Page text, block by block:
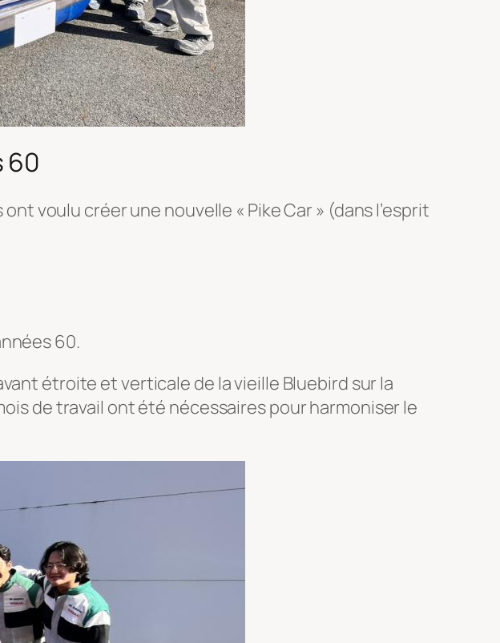
60
voulu créer une nouvelle « Pike Car » (dans l’esprit
60.
étroite et verticale de la vieille Bluebird sur la
de travail ont été nécessaires pour harmoniser le